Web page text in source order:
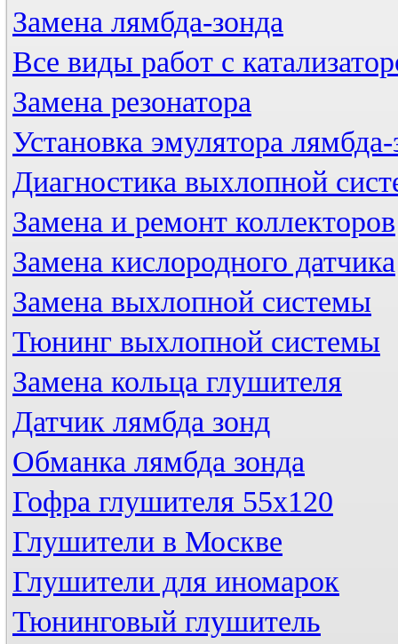
Замена лямбда-зонда
Все виды работ с
Замена резонатора
Установка эмулятора лямбда-
Диагностика выхлопной
Замена и ремонт коллекторов
Замена кислородного датчика
Замена выхлопной системы
Тюнинг выхлопной системы
Замена кольца глушителя
Датчик лямбда зонд
Обманка лямбда зонда
Гофра глушителя 55х120
Глушители в Москве
Глушители для иномарок
Тюнинговый глушитель